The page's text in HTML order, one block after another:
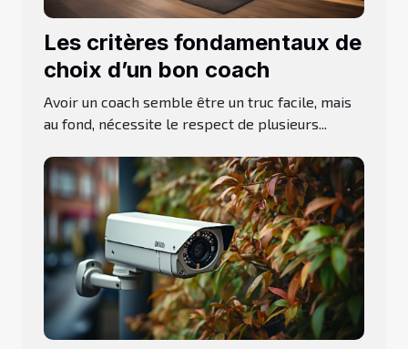
Les critères fondamentaux de
choix d’un bon coach
Avoir un coach semble être un truc facile, mais
au fond, nécessite le respect de plusieurs...